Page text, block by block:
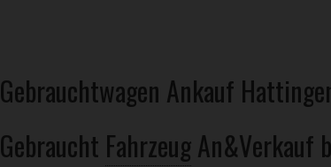
Gebrauchtwagen Ankauf
Gebraucht FahrzeugAn&Verkauf